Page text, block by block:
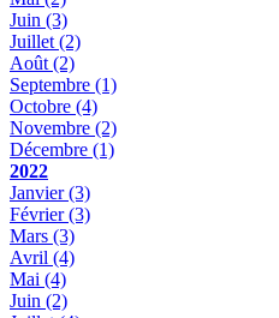
Juin (3)
Juillet (2)
Août (2)
Septembre (1)
Octobre (4)
Novembre (2)
Décembre (1)
2022
Janvier(3)
Février(3)
Mars (3)
Avril (4)
Mai (4)
Juin (2)